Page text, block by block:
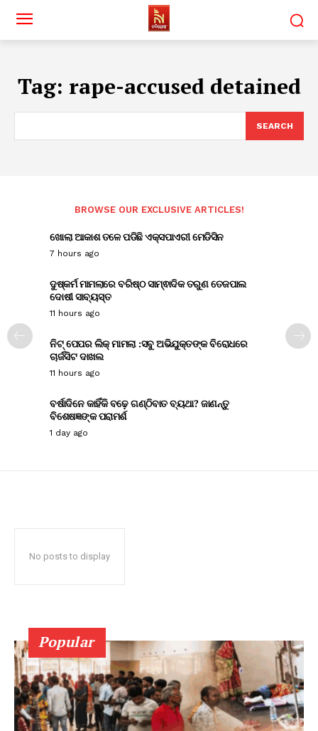
Tag: rape-accused detained
SEARCH
BROWSE OUR EXCLUSIVE ARTICLES!
ଖୋଲା ଆକାଶ ତଳେ ପଡିଛି ଏକ୍ସପାଏରୀ ମେଡିସିନ
7 hours ago
ଦୁଷ୍କର୍ମ ମାମଲାରେ ବରିଷ୍ଠ ସାମ୍ଵାଦିକ ତରୁଣ ତେଜପାଲ
ଦୋଷୀ ସାବ୍ୟସ୍ତ
11 hours ago
ନିଟ୍ ପେପର ଲିକ୍ ମାମଲା :ସବୁ ଅଭିଯୁକ୍ତଙ୍କ ବିରୋଧରେ
ଚାର୍ଜସିଟ ଦାଖଲ
11 hours ago
ବର୍ଷାଦିନେ କାହିଁକି ବଢ଼େ ଗଣ୍ଠିବାତ ବ୍ୟଥା? ଜାଣନ୍ତୁ
ବିଶେଷଜ୍ଞଙ୍କ ପରାମର୍ଶ
1 day ago
No posts to display
Popular